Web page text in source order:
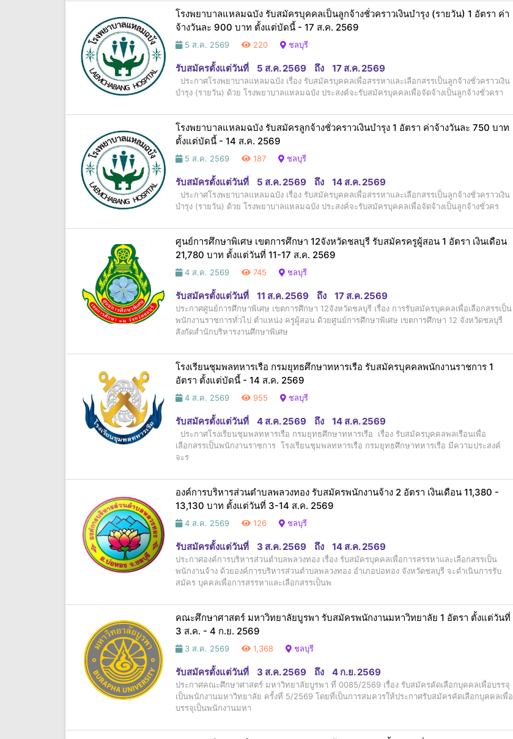
โรงพยาบาลแหลมฉบัง รับสมัครบุคคลเป็นลูกจ้างชั่วคราวเงินบำรุง (รายวัน) 1 อัตรา ค่า
จ้างวันละ 900 บาท ตั้งแต่บัดนี้ - 17 ส.ค. 2569
5 ส.ค. 2569 220 ชลบุรี
รับสมัครตั้งแต่วันที่ 5 ส.ค. 2569 ถึง 17 ส.ค. 2569
ประกาศโรงพยาบาลแหลมฉบัง เรื่อง รับสมัครบุคคลเพื่อสรรหาและเลือกสรรเป็นลูกจ้างชั่วคราวเงิน
บำรุง (รายวัน) ด้วย โรงพยาบาลแหลมฉบัง ประสงค์จะรับสมัครบุคคลเพื่อจัดจ้างเป็นลูกจ้างชั่วครา
โรงพยาบาลแหลมฉบัง รับสมัครลูกจ้างชั่วคราวเงินบำรุง 1 อัตรา ค่าจ้างวันละ 750 บาท
ตั้งแต่บัดนี้ - 14 ส.ค. 2569
5 ส.ค. 2569 187 ชลบุรี
รับสมัครตั้งแต่วันที่ 5 ส.ค. 2569 ถึง 14 ส.ค. 2569
ประกาศโรงพยาบาลแหลมฉบัง เรื่อง รับสมัครบุคคลเพื่อสรรหาและเลือกสรรเป็นลูกจ้างชั่วคราวเงิน
บำรุง (รายวัน) ด้วย โรงพยาบาลแหลมฉบัง ประสงค์จะรับสมัครบุคคลเพื่อจัดจ้างเป็นลูกจ้างชั่วคร
ศูนย์การศึกษาพิเศษ เขตการศึกษา 12จังหวัดชลบุรี รับสมัครครูผู้สอน 1 อัตรา เงินเดือน
21,780 บาท ตั้งแต่วันที่ 11-17 ส.ค. 2569
4 ส.ค. 2569 745 ชลบุรี
รับสมัครตั้งแต่วันที่ 11 ส.ค. 2569 ถึง 17 ส.ค. 2569
ประกาศศูนย์การศึกษาพิเศษ เขตการศึกษา 12จังหวัดชลบุรี เรื่อง การรับสมัครบุคคลเพื่อเลือกสรรเป็น
พนักงานราชการทั่วไป ตำแหน่ง ครูผู้สอน ด้วยศูนย์การศึกษาพิเศษ เขตการศึกษา 12 จังหวัดชลบุรี
สังกัดสำนักบริหารงานศึกษาพิเศษ
โรงเรียนชุมพลทหารเรือ กรมยุทธศึกษาทหารเรือ รับสมัครบุคคลพนักงานราชการ 1
อัตรา ตั้งแต่บัดนี้ - 14 ส.ค. 2569
4 ส.ค. 2569 955 ชลบุรี
รับสมัครตั้งแต่วันที่ 4 ส.ค. 2569 ถึง 14 ส.ค. 2569
ประกาศโรงเรียนชุมพลทหารเรือ กรมยุทธศึกษาทหารเรือ เรื่อง รับสมัครบุคคลพลเรือนเพื่อ
เลือกสรรเป็นพนักงานราชการ โรงเรียนชุมพลทหารเรือ กรมยุทธศึกษาทหารเรือ มีความประสงค์
จะร
องค์การบริหารส่วนตำบลพลวงทอง รับสมัครพนักงานจ้าง 2 อัตรา เงินเดือน 11,380 -
13,130 บาท ตั้งแต่วันที่ 3-14 ส.ค. 2569
4 ส.ค. 2569 126 ชลบุรี
รับสมัครตั้งแต่วันที่ 3 ส.ค. 2569 ถึง 14 ส.ค. 2569
ประกาศองค์การบริหารส่วนตำบลพลวงทอง เรื่อง รับสมัครบุคคลเพื่อการสรรหาและเลือกสรรเป็น
พนักงานจ้าง ด้วยองค์การบริหารส่วนตำบลพลวงทอง อำเภอบ่อทอง จังหวัดชลบุรี จะดำเนินการรับ
สมัคร บุคคลเพื่อการสรรหาและเลือกสรรเป็นพ
คณะศึกษาศาสตร์ มหาวิทยาลัยบูรพา รับสมัครพนักงานมหาวิทยาลัย 1 อัตรา ตั้งแต่วันที่
3 ส.ค. - 4 ก.ย. 2569
3 ส.ค. 2569 1,368 ชลบุรี
รับสมัครตั้งแต่วันที่ 3 ส.ค. 2569 ถึง 4 ก.ย. 2569
ประกาศคณะศึกษาศาสตร์ มหาวิทยาลัยบูรพา ที่ 0085/2569 เรื่อง รับสมัครคัดเลือกบุคคลเพื่อบรรจุ
เป็นพนักงานมหาวิทยาลัย ครั้งที่ 5/2569 โดยที่เป็นการสมควรให้ประกาศรับสมัครคัดเลือกบุคคลเพื่อ
บรรจุเป็นพนักงานมหา